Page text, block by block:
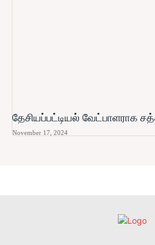
தேசியப்பட்டியல் வேட்பாளராக
November 17, 2024